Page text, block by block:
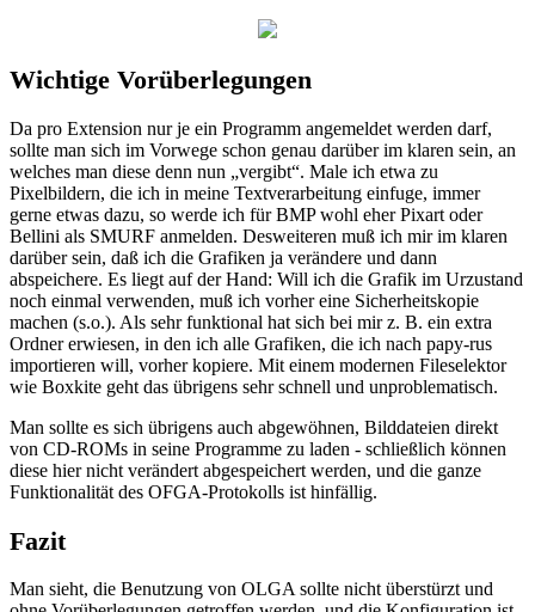
Wichtige Vorüberlegungen
Da pro Extension nur je ein Programm angemeldet werden darf,
sollte man sich im Vorwege schon genau darüber im klaren sein, an
welches man diese denn nun „vergibt“. Male ich etwa zu
Pixelbildern, die ich in meine Textverarbeitung einfuge, immer
gerne etwas dazu, so werde ich für BMP wohl eher Pixart oder
Bellini als SMURF anmelden. Desweiteren muß ich mir im klaren
darüber sein, daß ich die Grafiken ja verändere und dann
abspeichere. Es liegt auf der Hand: Will ich die Grafik im Urzustand
noch einmal verwenden, muß ich vorher eine Sicherheitskopie
machen (s.o.). Als sehr funktional hat sich bei mir z. B. ein extra
Ordner erwiesen, in den ich alle Grafiken, die ich nach papy-rus
importieren will, vorher kopiere. Mit einem modernen Fileselektor
wie Boxkite geht das übrigens sehr schnell und unproblematisch.
Man sollte es sich übrigens auch abgewöhnen, Bilddateien direkt
von CD-ROMs in seine Programme zu laden - schließlich können
diese hier nicht verändert abgespeichert werden, und die ganze
Funktionalität des OFGA-Protokolls ist hinfällig.
Fazit
Man sieht, die Benutzung von OLGA sollte nicht überstürzt und